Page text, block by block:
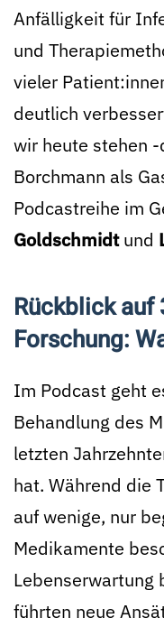
Anfälligkeit für
und
vieler
deutlich
wir heute stehen
Borchmann als
Podcastreihe im
Goldschmidtund
Rückblick
Forschung:
Im Podcast geht
Behandlung des
letzten
hat. Während die
auf wenige, nur
Medikamente
Lebenserwartung
führten neue